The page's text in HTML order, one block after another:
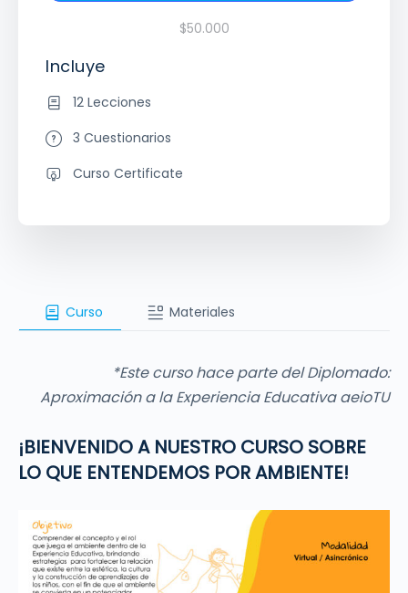
Curso Materiales
*Este curso hace parte del Diplomado:
Aproximación a la Experiencia Educativa aeioTU
¡BIENVENIDO A NUESTRO CURSO SOBRE
LO QUE ENTENDEMOS POR AMBIENTE!
$50.000
Incluye
12 Lecciones
3 Cuestionarios
Curso Certificate